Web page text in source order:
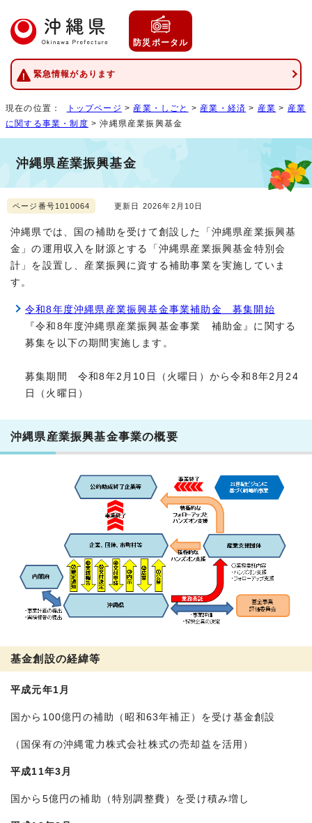
防災ポータル
緊急情報があります
現在の位置： トップページ > 産業・しごと > 産業・経済 > 産業 > 産業
に関する事業・制度 > 沖縄県産業振興基金
沖縄県産業振興基金
ページ番号1010064 更新日 2026年2月10日
沖縄県では、国の補助を受けて創設した「沖縄県産業振興基
金」の運用収入を財源とする「沖縄県産業振興基金特別会
計」を設置し、産業振興に資する補助事業を実施していま
す。
令和8年度沖縄県産業振興基金事業補助金 募集開始
『令和8年度沖縄県産業振興基金事業 補助金』に関する
募集を以下の期間実施します。
募集期間 令和8年2月10日（火曜日）から令和8年2月24
日（火曜日）
沖縄県産業振興基金事業の概要
基金創設の経緯等
平成元年1月
国から100億円の補助（昭和63年補正）を受け基金創設
（国保有の沖縄電力株式会社株式の売却益を活用）
平成11年3月
国から5億円の補助（特別調整費）を受け積み増し